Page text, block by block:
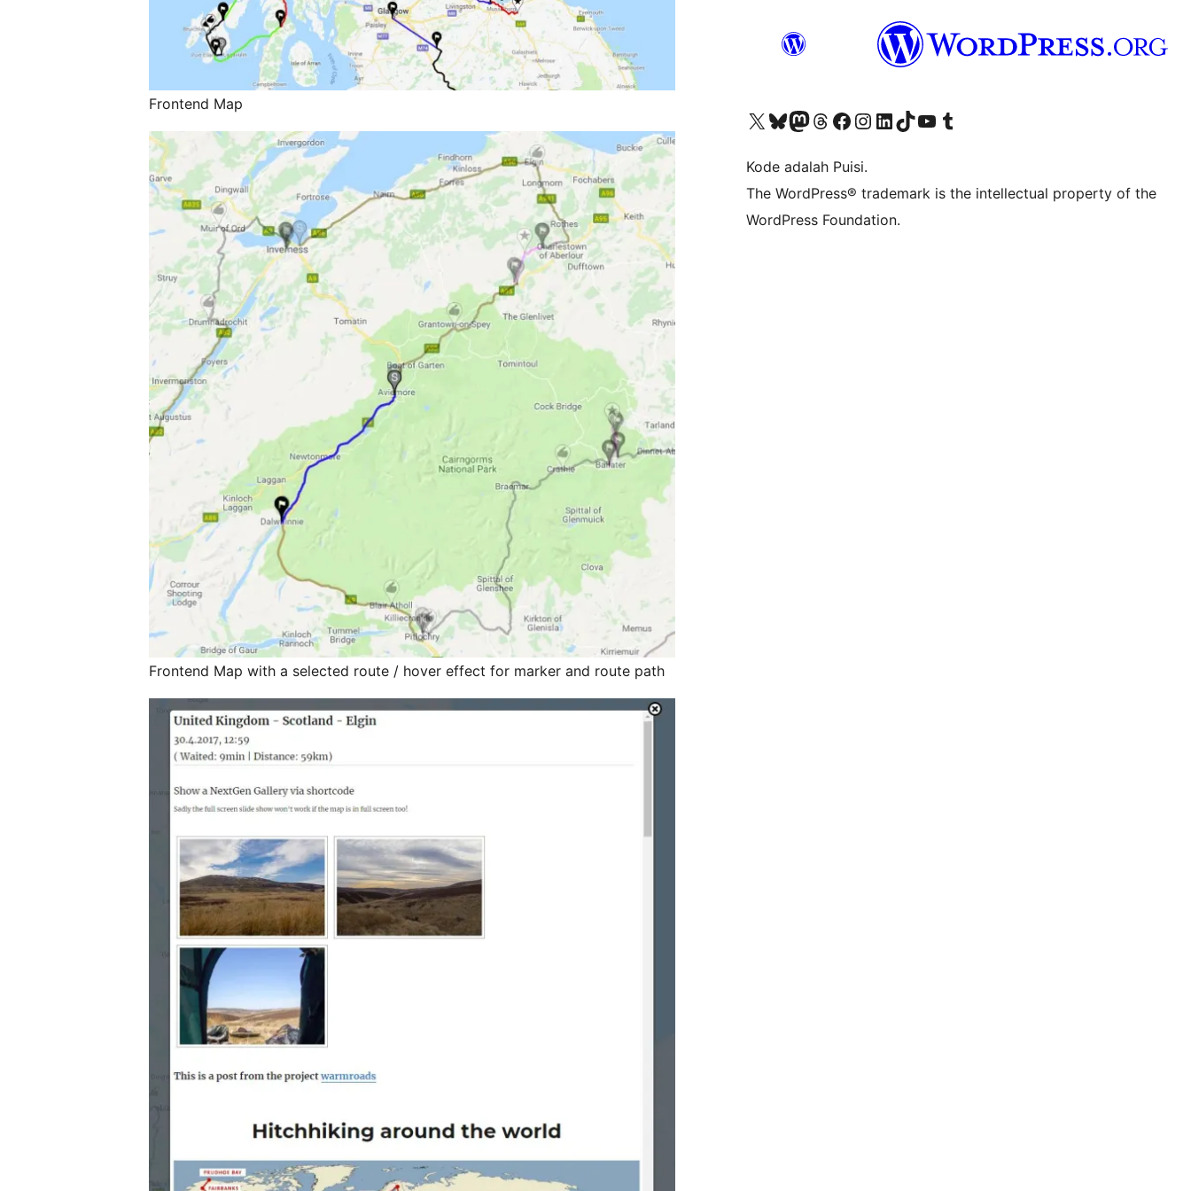
Frontend Map
Frontend Map with a selected route / hover effect for marker and route path
Kunjungi akun X (sebelumnya Twitter) kamiVisit our Bluesky account
Kunjungi akun Mastodon kami
Visit our Threads account
Kunjungi halaman Facebook kamiKunjungi akun Instagram kamiKunjungi akun LinkedIn kami
Visit our TikTok account
Kunjungi channel YouTube kamiVisit our Tumblr account
Kode adalah Puisi.
The WordPress® trademark is the intellectual property of the
WordPress Foundation.